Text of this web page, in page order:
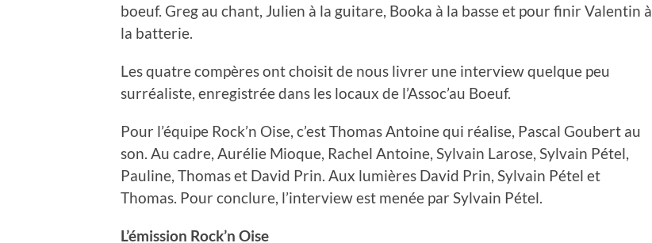
boeuf. Greg au chant, Julien à la guitare, Booka à la basse et pour finir Valentin à
la batterie.
Les quatre compères ont choisit de nous livrer une interview quelque peu
surréaliste, enregistrée dans les locaux de l’Assoc’au Boeuf.
Pour l’équipe Rock’n Oise, c’est Thomas Antoine qui réalise, Pascal Goubert au
son. Au cadre, Aurélie Mioque, Rachel Antoine, Sylvain Larose, Sylvain Pétel,
Pauline, Thomas et David Prin. Aux lumières David Prin, Sylvain Pétel et
Thomas. Pour conclure, l’interview est menée par Sylvain Pétel.
L’émission Rock’n Oise